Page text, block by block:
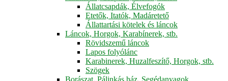
Állatcsapdák, Élvefogók
Etetők, Itatók, Madáretető
Állattartási kötelek és láncok
Láncok, Horgok, Karabínerek, stb.
Rövidszemű láncok
Lapos folyólánc
Karabinerek, Huzalfeszítő, Horgok, stb.
Szögek
Borászat, Pálinkás ház, Segédanyagok